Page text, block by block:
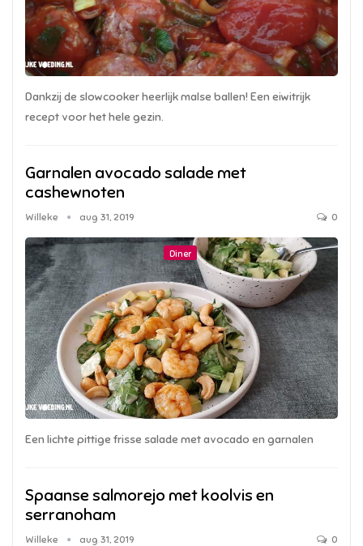
Dankzij de slowcooker heerlijk malse ballen! Een eiwitrijk
recept voor het hele gezin.
Garnalen avocado salade met
cashewnoten
Willeke aug 31, 2019 0
Diner
Een lichte pittige frisse salade met avocado en garnalen
Spaanse salmorejo met koolvis en
serranoham
Willeke aug 31, 2019 0